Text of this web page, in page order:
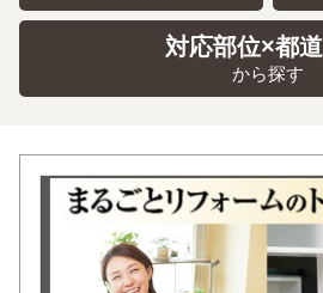
対応部位×都
から探す